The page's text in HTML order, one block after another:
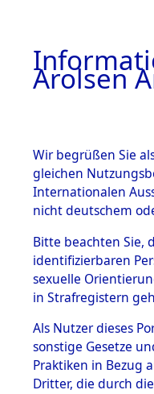
BESTÄNDE
1.
mente
1.2.9 Beim ITS
verwahrte
1.2.9.1
Effekten aus
dem KZ
Dachau
Arolsen
Wir begrüßen Sie
gleichen
Internationalen
nicht deutschem
Bitte beachten Sie,
identifizierbaren
sexuelle
in Strafregistern
Als Nutzer dieses
sonstige Gesetze
Praktiken in Bezug
Dritter, die durch